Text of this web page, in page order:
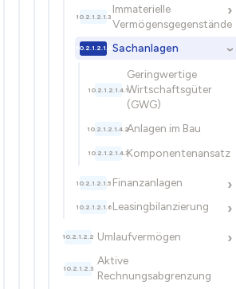
›
Immaterielle
Vermögensgegenstände
›
Sachanlagen
Geringwertige
Wirtschaftsgüter
(GWG)
Anlagen im Bau
Komponentenansatz
›
Finanzanlagen
›
Leasingbilanzierung
›
Umlaufvermögen
Aktive
Rechnungsabgrenzung